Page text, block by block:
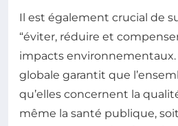
Il est également crucial de
“éviter, réduire et
impacts
globale garantit que
qu’elles concernent la
même la santé publique,